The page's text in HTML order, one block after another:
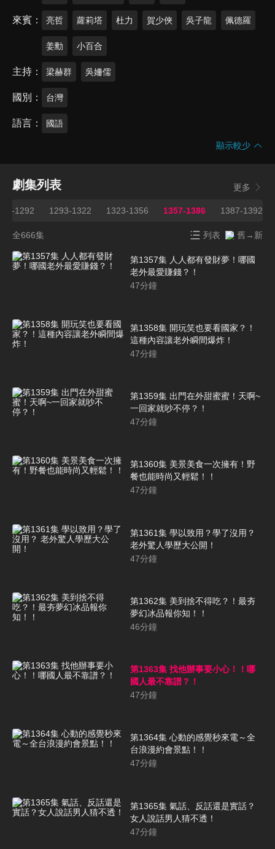
來賓 亮哲 蘿莉塔 杜力 賀少俠 吳子龍 佩德羅
姜勳 小百合
主持 梁赫群 吳姍儒
國別 台灣
語言 國語
顯示較少
劇集列表 更多
1292 1293-1322 1323-1356 1357-1386 1387-1392
全666集 列表 舊→新
第1357集 人人都有發財夢！哪國
老外最愛賺錢？！
47分鐘
第1358集 開玩笑也要看國家？！
這種內容讓老外瞬間爆炸！
47分鐘
第1359集 出門在外甜蜜蜜！天啊~
一回家就吵不停？！
47分鐘
第1360集 美景美食一次擁有！野
餐也能時尚又輕鬆！！
47分鐘
第1361集 學以致用？學了沒用？
老外驚人學歷大公開！
47分鐘
第1362集 美到捨不得吃？！最夯
夢幻冰品報你知！！
46分鐘
第1363集 找他辦事要小心！！哪
國人最不靠譜？！
47分鐘
第1364集 心動的感覺秒來電～全
台浪漫約會景點！！
47分鐘
第1365集 氣話、反話還是實話？
女人說話男人猜不透！
47分鐘